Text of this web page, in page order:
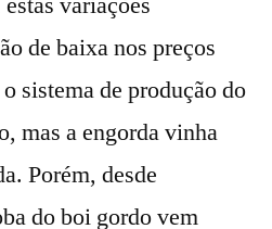
de baixa nos preços
sistema de produção do
mas a engorda vinha
Porém, desde
do boi gordo vem